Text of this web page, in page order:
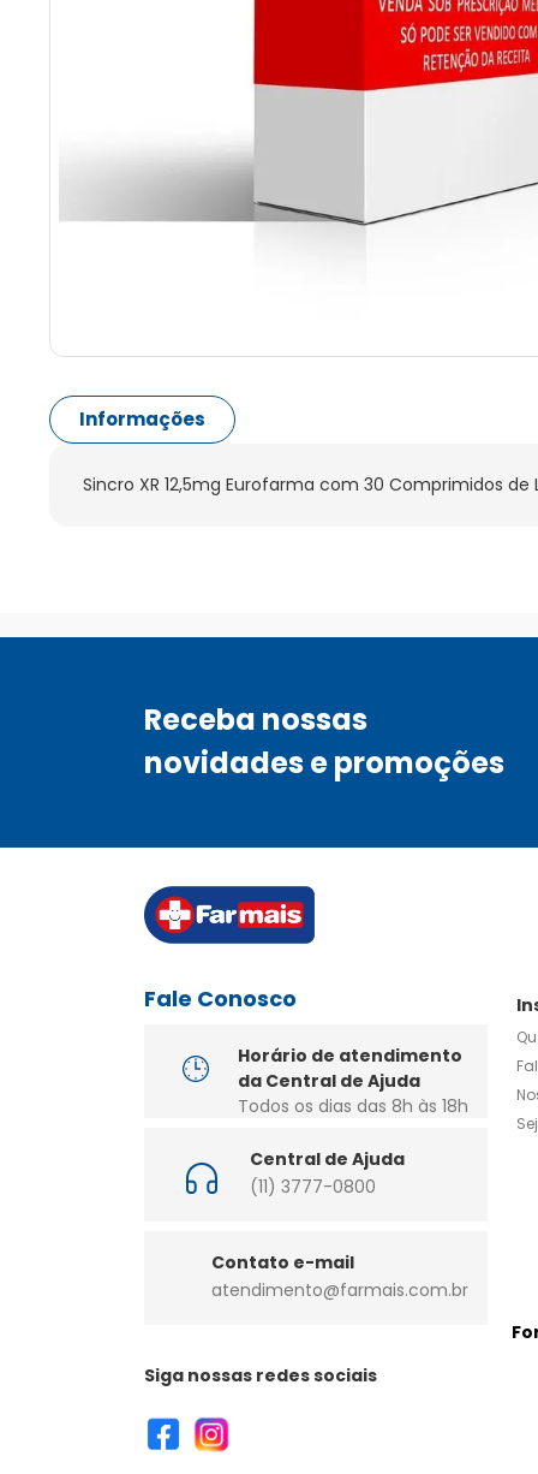
Informações
Sincro XR 12,5mg Eurofarma com 30 Comprimidos
Receba nossas
novidades e promoções
Fale Conosco
Horário de atendimento
da Central de Ajuda
Todos os dias das 8h às 18h
Central de Ajuda
(11) 3777-0800
Contato e-mail
atendimento@farmais.com.br
Siga nossas redes sociais